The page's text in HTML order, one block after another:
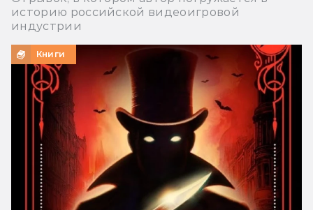
историю российской видеоигровой
индустрии
Книги